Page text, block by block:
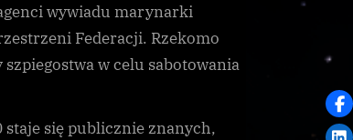
wywiadu marynarki
Federacji. Rzekomo
w celu sabotowania
staje się publicznie znanych,